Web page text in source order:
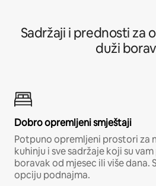
Sadržaji i prednosti za
duži
Dobro opremljeni smještaji
Potpuno opremljeni prostori za
kuhinju i sve sadržaje koji su
boravak od mjesec ili više dana.
opciju podnajma.